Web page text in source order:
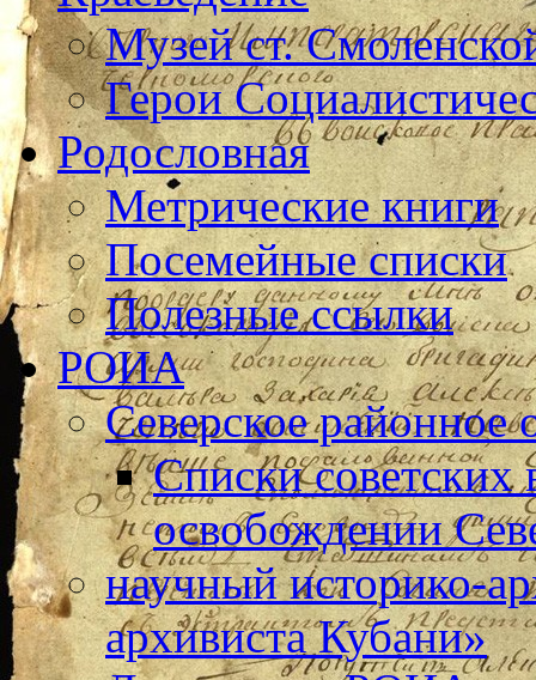
Музей ст.
Герои
Родословная
Метрические книги
Посемейные списки
Полезные ссылки
РОИА
Северское
Списки
освобождении
научный историко-
архивиста Кубани»